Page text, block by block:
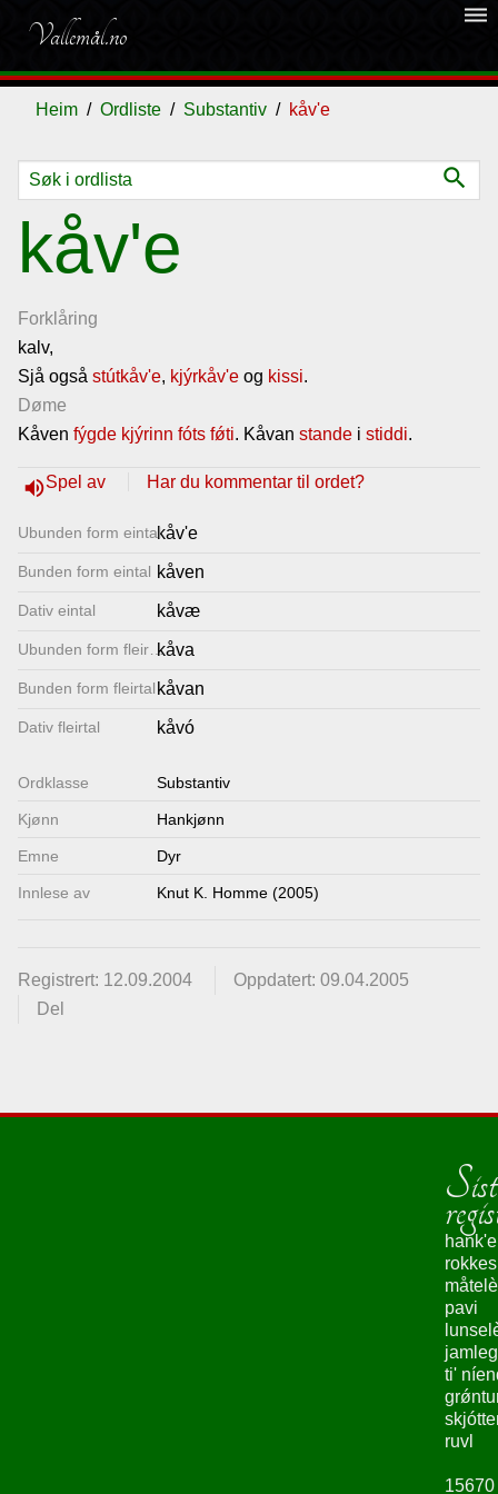
Vallemål.no
dehaze
Heim Ordliste Substantiv kåv'e
search
kåv'e
Forklåring
kalv,
Sjå også stútkåv'e, kjýrkåv'e og kissi.
Døme
Kåven fýgde kjýrinn fóts fǿti. Kåvan stande i stiddi.
volume_upSpel av Har du kommentar til ordet?
Ubunden form eintalkåv'e
Bunden form eintal kåven
Dativ eintal kåvæ
Ubunden form fleirtal
kåva
Bunden form fleirtal kåvan
Dativ fleirtal kåvó
Ordklasse Substantiv
Kjønn Hankjønn
Emne Dyr
Innlese av Knut K. Homme (2005)
Registrert: 12.09.2004
Oppdatert: 09.04.2005
Del
Ordliste
Om
vallemålet
Gjestebok
Lenkjer
Kontakt
oss
hank'e
pavi
ti'
ruvl
15670